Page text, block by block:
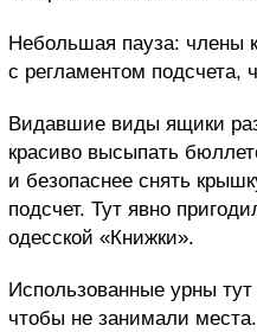
Небольшая пауза: члены
с регламентом подсчета,
Видавшие виды ящики
красиво высыпать
и безопаснее снять
подсчет. Тут явно
одесской «Книжки».
Использованные урны
чтобы не занимали места.